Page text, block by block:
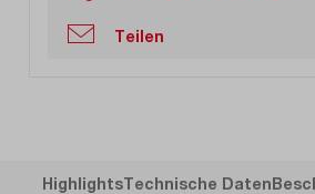
Teilen
HighlightsTechnische Daten